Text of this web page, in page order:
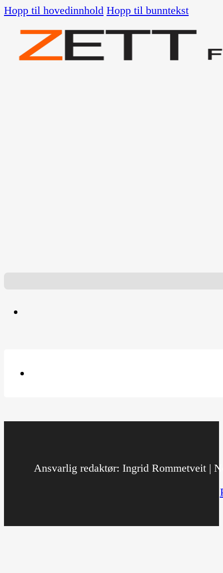
Hopp til hovedinnhold Hopp til bunntekst
Ansvarlig redaktør: Ingrid Rommetveit |